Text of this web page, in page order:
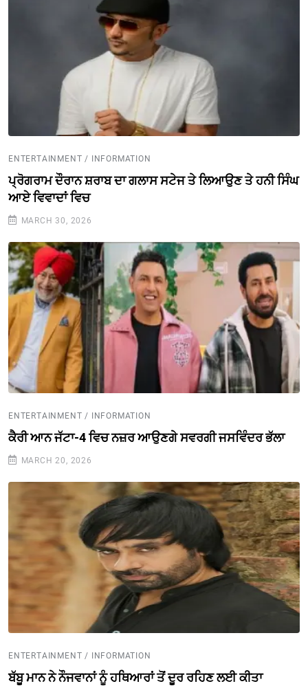
ENTERTAINMENT / INFORMATION
ਪ੍ਰੋਗਰਾਮ ਦੌਰਾਨ ਸ਼ਰਾਬ ਦਾ ਗਲਾਸ ਸਟੇਜ ਤੇ ਲਿਆਉਣ ਤੇ ਹਨੀ ਸਿੰਘ
ਆਏ ਵਿਵਾਦਾਂ ਵਿਚ
MARCH 30, 2026
ENTERTAINMENT / INFORMATION
ਕੈਰੀ ਆਨ ਜੱਟਾ-4 ਵਿਚ ਨਜ਼ਰ ਆਉਣਗੇ ਸਵਰਗੀ ਜਸਵਿੰਦਰ ਭੱਲਾ
MARCH 20, 2026
ENTERTAINMENT / INFORMATION
ਬੱਬੂ ਮਾਨ ਨੇ ਨੌਜਵਾਨਾਂ ਨੂੰ ਹਥਿਆਰਾਂ ਤੋਂ ਦੂਰ ਰਹਿਣ ਲਈ ਕੀਤਾ